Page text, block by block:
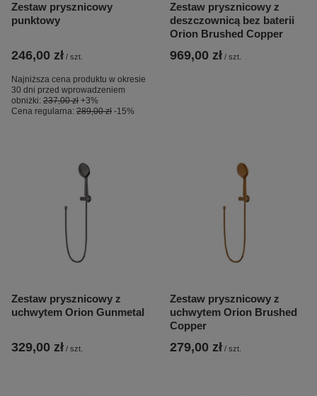
Zestaw prysznicowy
punktowy
246,00 zł / szt.
Najniższa cena produktu w okresie
30 dni przed wprowadzeniem
obniżki: 237,00 zł +3%
Cena regularna: 289,00 zł -15%
Zestaw prysznicowy z
deszczownicą bez baterii
Orion Brushed Copper
969,00 zł / szt.
Zestaw prysznicowy z
uchwytem Orion Gunmetal
329,00 zł / szt.
Zestaw prysznicowy z
uchwytem Orion Brushed
Copper
279,00 zł / szt.